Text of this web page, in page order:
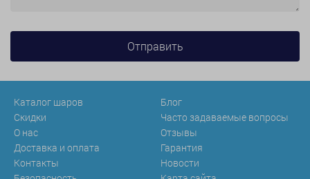
Каталог шаров
Скидки
О нас
Доставка и оплата
Контакты
Блог
Часто задаваемые вопросы
Отзывы
Гарантия
Новости